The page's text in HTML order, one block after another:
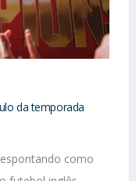
da temporada
como